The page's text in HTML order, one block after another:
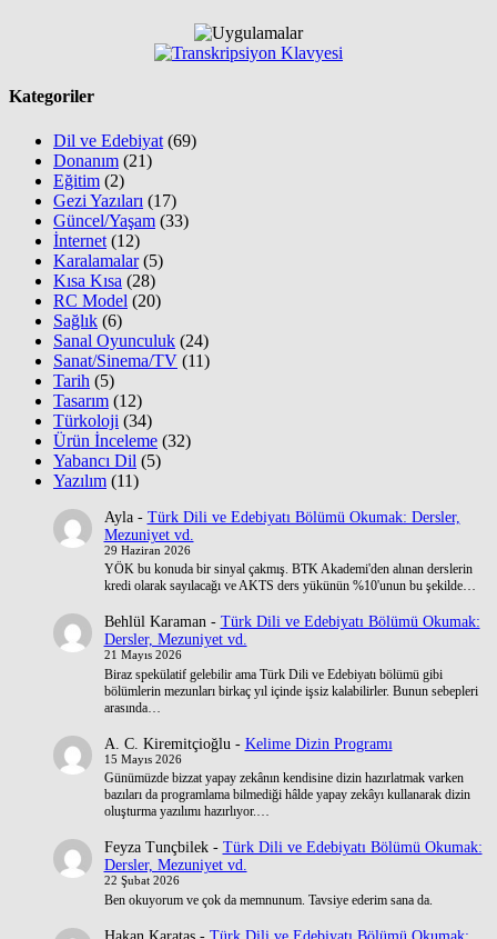
Kategoriler
Dil ve Edebiyat (69)
Donanım (21)
Eğitim (2)
Gezi Yazıları (17)
Güncel/Yaşam (33)
İnternet (12)
Karalamalar(5)
Kısa Kısa (28)
RC Model (20)
Sağlık (6)
Sanal Oyunculuk (24)
Sanat/Sinema/TV (11)
Tarih (5)
Tasarım (12)
Türkoloji (34)
Ürün İnceleme (32)
Yabancı Dil (5)
Yazılım (11)
Ayla- Türk Dili ve Edebiyatı Bölümü Okumak: Dersler,
Mezuniyet vd.
29 Haziran 2026
YÖK bu konuda bir sinyal çakmış. BTK Akademi'den alınan derslerin
kredi olarak sayılacağı ve AKTS ders yükünün %10'unun bu şekilde…
Behlül Karaman- Türk Dili ve Edebiyatı Bölümü Okumak:
Dersler, Mezuniyet vd.
21 Mayıs 2026
Biraz spekülatif gelebilir ama Türk Dili ve Edebiyatı bölümü gibi
bölümlerin mezunları birkaç yıl içinde işsiz kalabilirler. Bunun sebepleri
arasında…
A. C. Kiremitçioğlu - Kelime Dizin Programı
15 Mayıs 2026
Günümüzde bizzat yapay zekânın kendisine dizin hazırlatmak varken
bazıları da programlama bilmediği hâlde yapay zekâyı kullanarak dizin
oluşturma yazılımı hazırlıyor.…
Feyza Tunçbilek- Türk Dili ve Edebiyatı Bölümü Okumak:
Dersler, Mezuniyet vd.
22 Şubat 2026
Ben okuyorum ve çok da memnunum. Tavsiye ederim sana da.